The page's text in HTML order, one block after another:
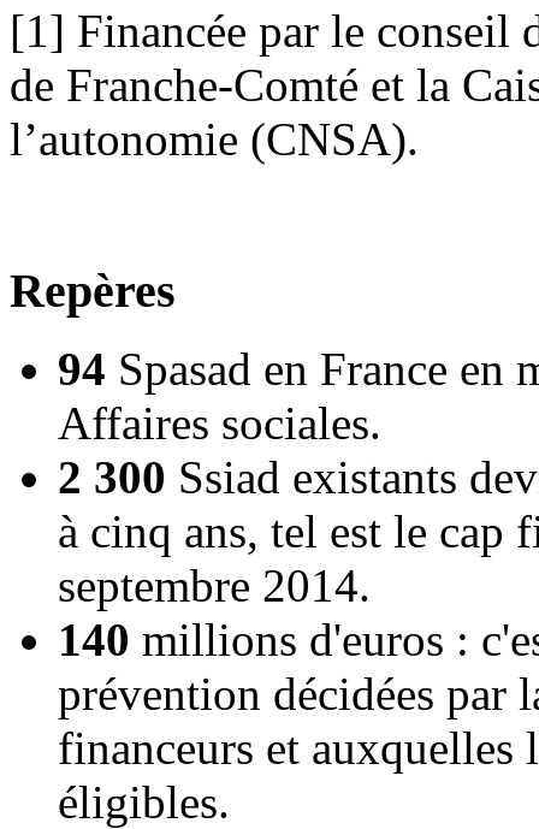
[1] Financée par le conseil
de Franche-Comté et la
l’autonomie (CNSA).
Repères
94 Spasad en France en
Affaires sociales.
2 300 Ssiad existants
à cinq ans, tel est le cap
septembre 2014.
140 millions d'euros :
prévention décidées par
financeurs et auxquelles
éligibles.